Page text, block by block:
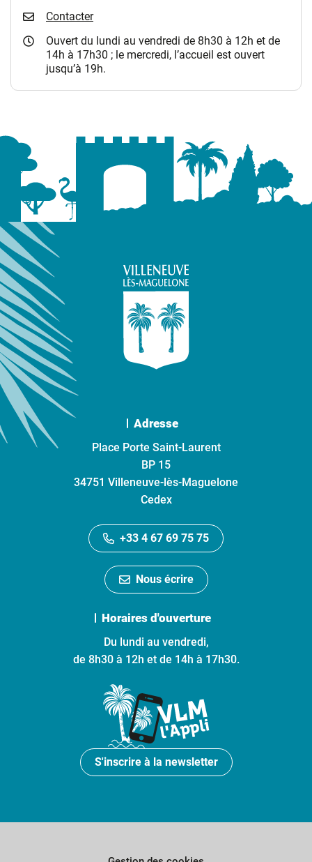
Contacter
Ouvert du lundi au vendredi de 8h30 à 12h et de
14h à 17h30 ; le mercredi, l’accueil est ouvert
jusqu’à 19h.
Adresse
Place Porte Saint-Laurent
BP 15
34751 Villeneuve-lès-Maguelone
Cedex
+33 4 67 69 75 75
Nous écrire
Horaires d'ouverture
Du lundi au vendredi,
de 8h30 à 12h et de 14h à 17h30.
S'inscrire à la newsletter